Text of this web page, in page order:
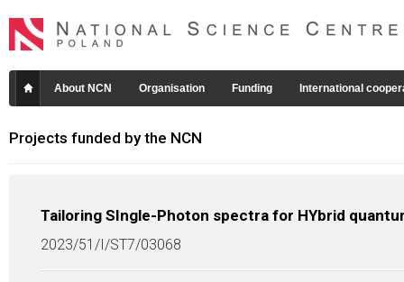
About NCN Organisation Funding International
Projects funded by the NCN
Tailoring SIngle-Photon spectra for HYbrid
2023/51/I/ST7/03068